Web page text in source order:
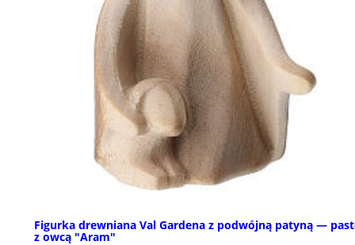
Figurka drewniana Val Gardena z podwójną patyną —
z owcą "Aram"